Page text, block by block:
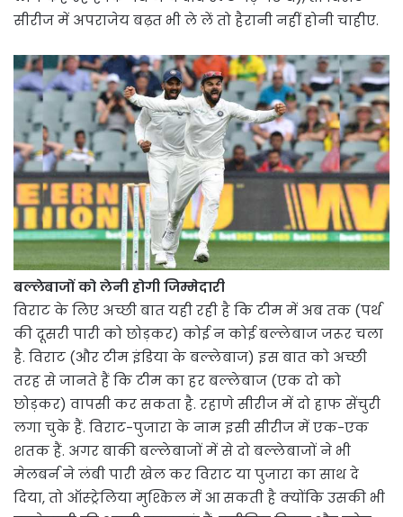
सीरीज में अपराजेय बढ़त भी ले लें तो हैरानी नहीं होनी चाहीए.
बल्लेबाजों को लेनी होगी जिम्मेदारी
विराट के लिए अच्छी बात यही रही है कि टीम में अब तक (पर्थ
की दूसरी पारी को छोड़कर) कोई न कोई बल्लेबाज जरूर चला
है. विराट (और टीम इंडिया के बल्लेबाज) इस बात को अच्छी
तरह से जानते हैं कि टीम का हर बल्लेबाज (एक दो को
छोड़कर) वापसी कर सकता है. रहाणे सीरीज में दो हाफ सेंचुरी
लगा चुके हैं. विराट-पुजारा के नाम इसी सीरीज में एक-एक
शतक हैं. अगर बाकी बल्लेबाजों में से दो बल्लेबाजों ने भी
मेलबर्न ने लंबी पारी खेल कर विराट या पुजारा का साथ दे
दिया, तो ऑस्ट्रेलिया मुश्किल में आ सकती है क्योंकि उसकी भी